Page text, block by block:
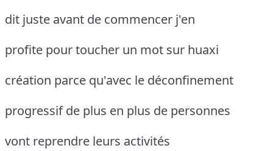
dit juste avant de commencer j'en
profite pour toucher un mot sur huaxi
création parce qu'avec le déconfinement
progressif de plus en plus de personnes
vont reprendre leurs activités